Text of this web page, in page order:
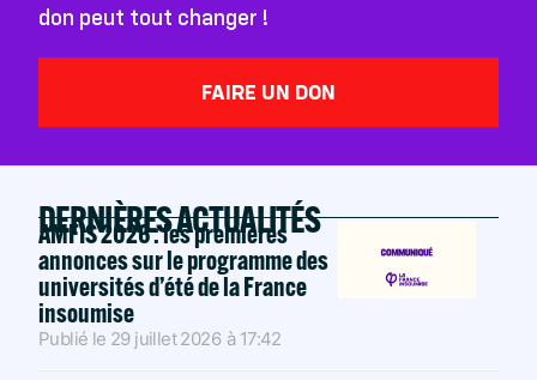
don peut tout changer !
FAIRE UN DON
DERNIÈRES ACTUALITÉS
AMFIS 2026 : les premières
annonces sur le programme des
universités d’été de la France
insoumise
Publié le 29 juillet 2026 à 17:42